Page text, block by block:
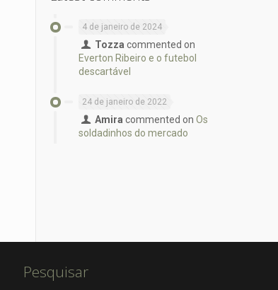
4 de janeiro de 2024
Tozza commented on
Everton Ribeiro e o futebol
descartável
24 de janeiro de 2022
Amira commented on Os
soldadinhos do mercado
Pesquisar